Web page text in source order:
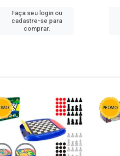
Faça seu login ou
cadastre-se para
comprar.